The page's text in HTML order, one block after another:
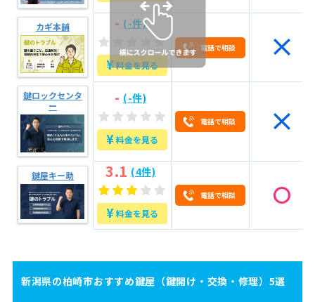
5.3STEP3 作業中の立ち会い
5.4STEP4 作業完了後の動作確認と支払い
6
【悪質業者を回避】業者を決める前に聞きたい5つの
ポイント!
7
緊急でお困りの方は今すぐお電話で相談！
カギ本舗 - (-件)
¥料金を見る
電話で相談
鍵ロックセンタ
ー
- (-件)
¥料金を見る
電話で相談
鍵屋キー助 3.1 (4件)
¥料金を見る
電話で相談
新潟県の柏崎市おすすめ鍵屋（鍵開け・交換・修理）5選